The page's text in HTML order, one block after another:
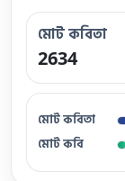
মোট কবিতা
2634
মোট কবিতা
মোট কবি